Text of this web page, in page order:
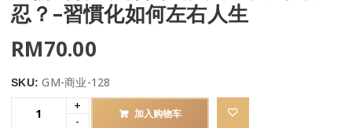
忍？–習慣化如何左右人生
RM70.00
SKU:GM-商业-128
加入购物车